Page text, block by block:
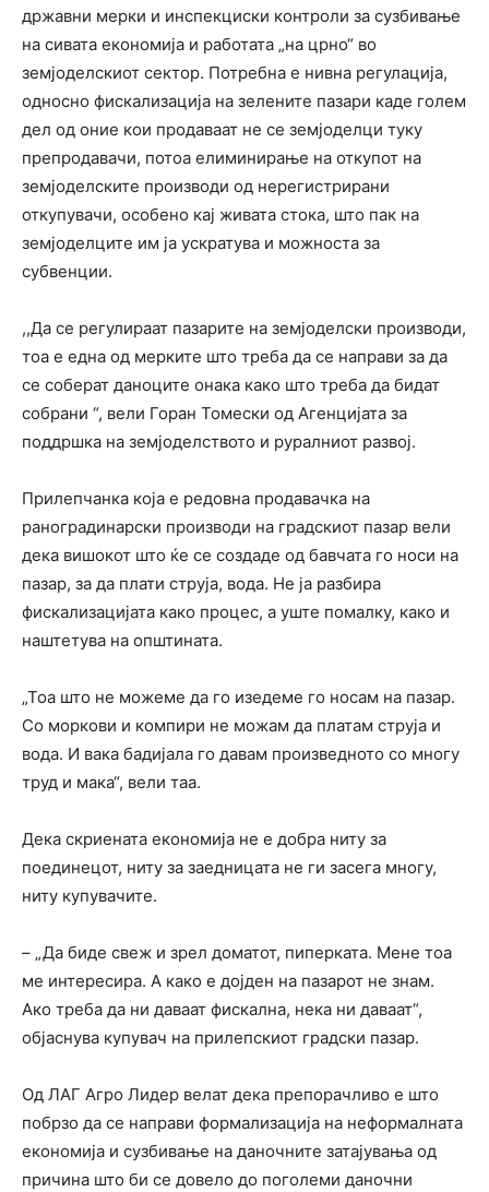
државни мерки и инспекциски контроли за сузбивање
на сивата економија и работата „на црно“ во
земјоделскиот сектор. Потребна е нивна регулација,
односно фискализација на зелените пазари каде голем
дел од оние кои продаваат не се земјоделци туку
препродавачи, потоа елиминирање на откупот на
земјоделските производи од нерегистрирани
откупувачи, особено кај живата стока, што пак на
земјоделците им ја ускратува и можноста за
субвенции.
,,Да се регулираат пазарите на земјоделски производи,
тоа е една од мерките што треба да се направи за да
се соберат даноците онака како што треба да бидат
собрани “, вели Горан Томески од Агенцијата за
поддршка на земјоделството и руралниот развој.
Прилепчанка која е редовна продавачка на
раноградинарски производи на градскиот пазар вели
дека вишокот што ќе се создаде од бавчата го носи на
пазар, за да плати струја, вода. Не ја разбира
фискализацијата како процес, а уште помалку, како и
наштетува на општината.
„Тоа што не можеме да го изедеме го носам на пазар.
Со моркови и компири не можам да платам струја и
вода. И вака бадијала го давам произведното со многу
труд и мака“, вели таа.
Дека скриената економија не е добра ниту за
поединецот, ниту за заедницата не ги засега многу,
ниту купувачите.
– „Да биде свеж и зрел доматот, пиперката. Мене тоа
ме интересира. А како е дојден на пазарот не знам.
Ако треба да ни даваат фискална, нека ни даваат“,
објаснува купувач на прилепскиот градски пазар.
Од ЛАГ Агро Лидер велат дека препорачливо е што
побрзо да се направи формализација на неформалната
економија и сузбивање на даночните затајувања од
причина што би се довело до поголеми даночни